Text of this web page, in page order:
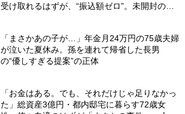
受け取れるはずが、“振込額ゼロ”。未開封の郵
「まさかあの子が…」年金月24万円の75歳夫婦
が泣いた夏休み。孫を連れて帰省した長男
の“優しすぎる提案”の正体
「お金はある。でも、それだけじゃ足りなかっ
た」総資産3億円・都内邸宅に暮らす72歳女